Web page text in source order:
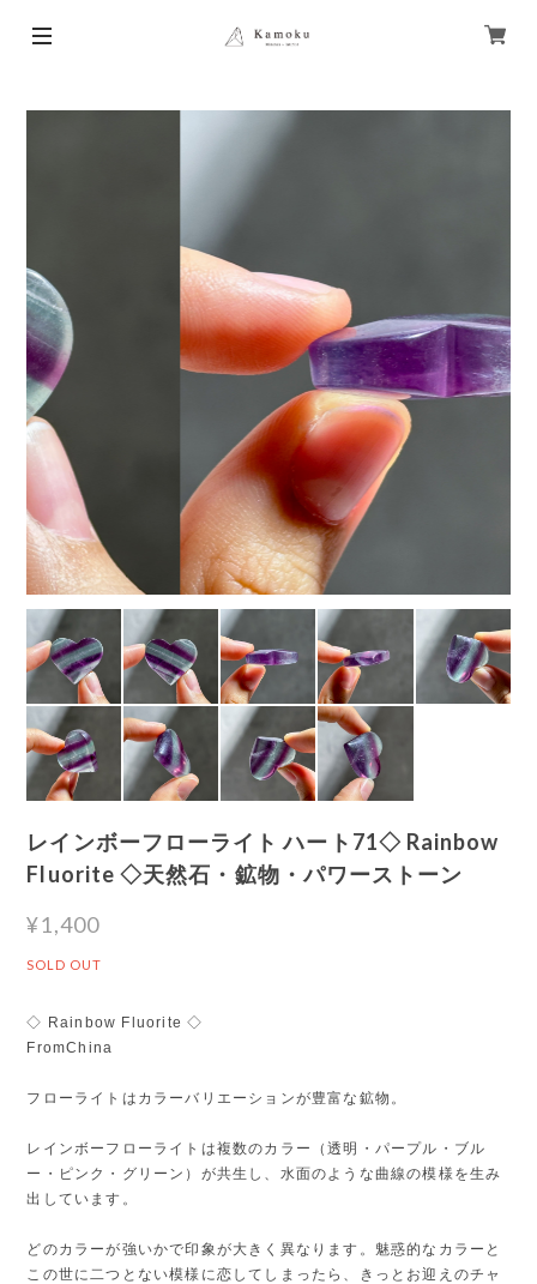
レインボーフローライト ハート71◇ Rainbow
Fluorite ◇天然石・鉱物・パワーストーン
¥1,400
SOLD OUT
◇ Rainbow Fluorite ◇
FromChina
フローライトはカラーバリエーションが豊富な鉱物。
レインボーフローライトは複数のカラー（透明・パープル・ブル
ー・ピンク・グリーン）が共生し、水面のような曲線の模様を生み
出しています。
どのカラーが強いかで印象が大きく異なります。魅惑的なカラーと
この世に二つとない模様に恋してしまったら、きっとお迎えのチャ